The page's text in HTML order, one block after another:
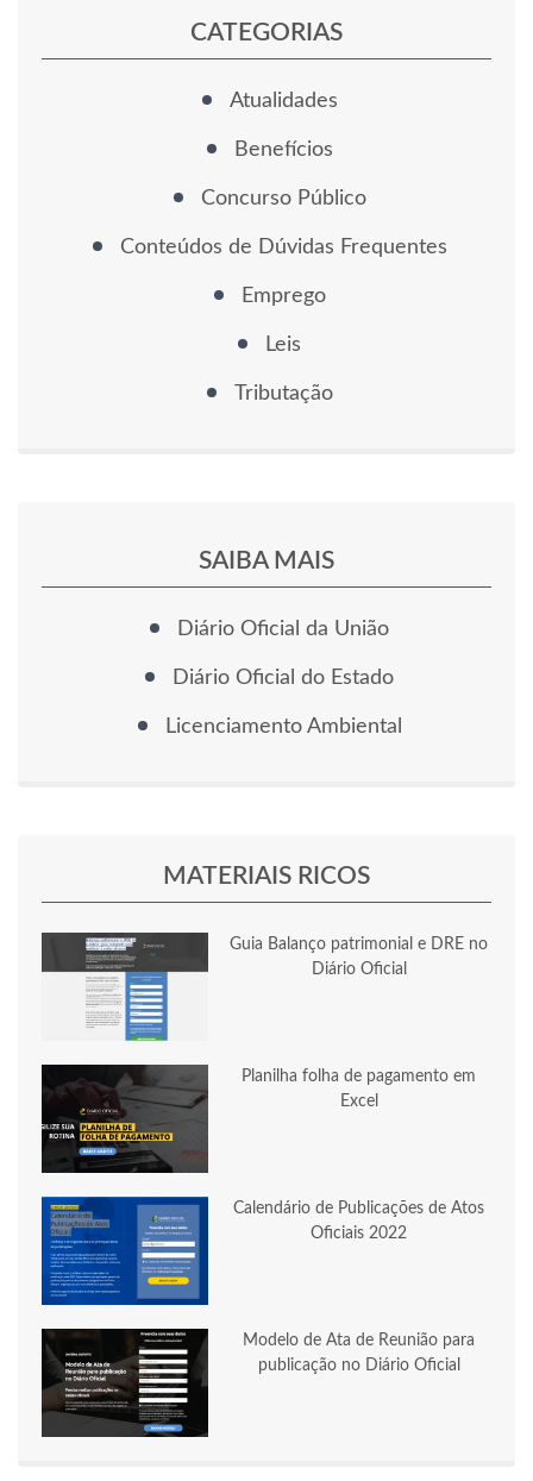
CATEGORIAS
Atualidades
Benefícios
Concurso Público
Conteúdos de Dúvidas Frequentes
Emprego
Leis
Tributação
SAIBA MAIS
Diário Oficial da União
Diário Oficial do Estado
Licenciamento Ambiental
MATERIAIS RICOS
Guia Balanço patrimonial e DRE no
Diário Oficial
Planilha folha de pagamento em
Excel
Calendário de Publicações de Atos
Oficiais 2022
Modelo de Ata de Reunião para
publicação no Diário Oficial